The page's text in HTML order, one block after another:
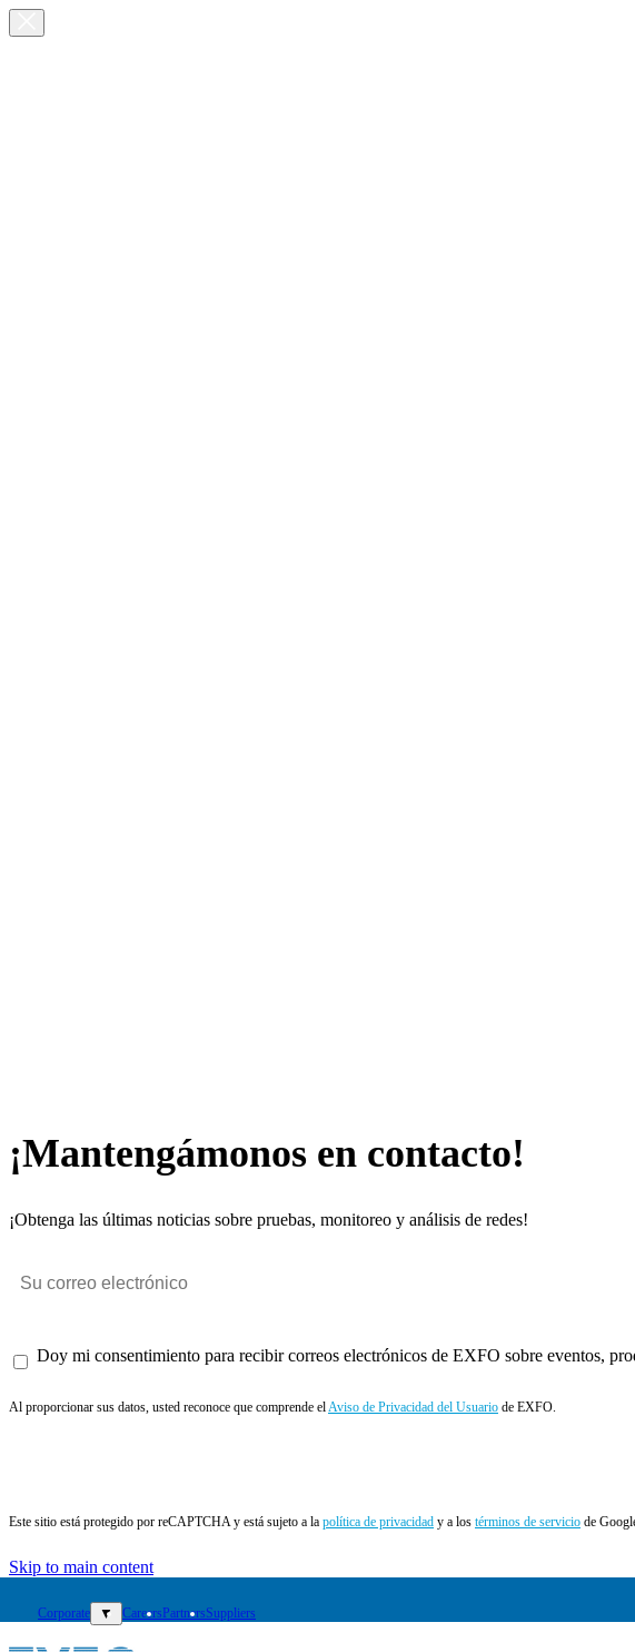
¡Mantengámonos en contacto!
¡Obtenga las últimas noticias sobre pruebas, monitoreo y análisis de redes!
Doy mi consentimiento para recibir correos electrónicos de EXFO sobre eventos,
Al proporcionar sus datos, usted reconoce que comprende elAviso de Privacidad del Usuario de EXFO.
Este sitio está protegido por reCAPTCHA y está sujeto a la política de privacidad y a los términos de servicio de
Skip to main content
Corporate ▼ CareersPartnersSuppliers